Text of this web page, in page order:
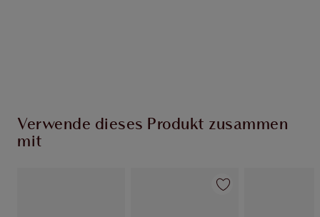
Verwende dieses Produkt zusammen
mit